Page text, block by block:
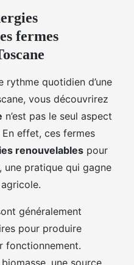
fermes
rythme quotidien d’une
vous découvrirez
n’est pas le seul aspect
effet, ces fermes
renouvelables pour
une pratique qui gagne
agricole.
généralement
pour produire
fonctionnement.